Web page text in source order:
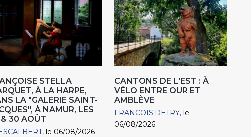
STELLA
À LA HARPE,
LA "GALERIE SAINT-
À NAMUR, LES
30 AOÛT
le 06/08/2026
CANTONS DE L'EST : À
VÉLO ENTRE OUR ET
AMBLÈVE
FRANCOIS.DETRY le
06/08/2026